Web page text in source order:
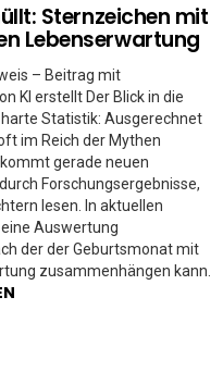
Sternzeichen mit
Lebenserwartung
– Beitrag mit
KI erstellt Der Blick in die
Statistik: Ausgerechnet
im Reich der Mythen
gerade neuen
Forschungsergebnisse,
lesen. In aktuellen
Auswertung
der der Geburtsmonat mit
zusammenhängen kann.